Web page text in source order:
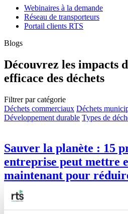
Webinaires à la demande
Réseau de transporteurs
Portail clients RTS
Blogs
Découvrez les impacts
efficace des déchets
Filtrer par catégorie
Déchets commerciaux Déchets
Développement durable Types de
Sauver la planète : 15
entreprise peut mettre
maintenant pour
La réduction des déchets dans les